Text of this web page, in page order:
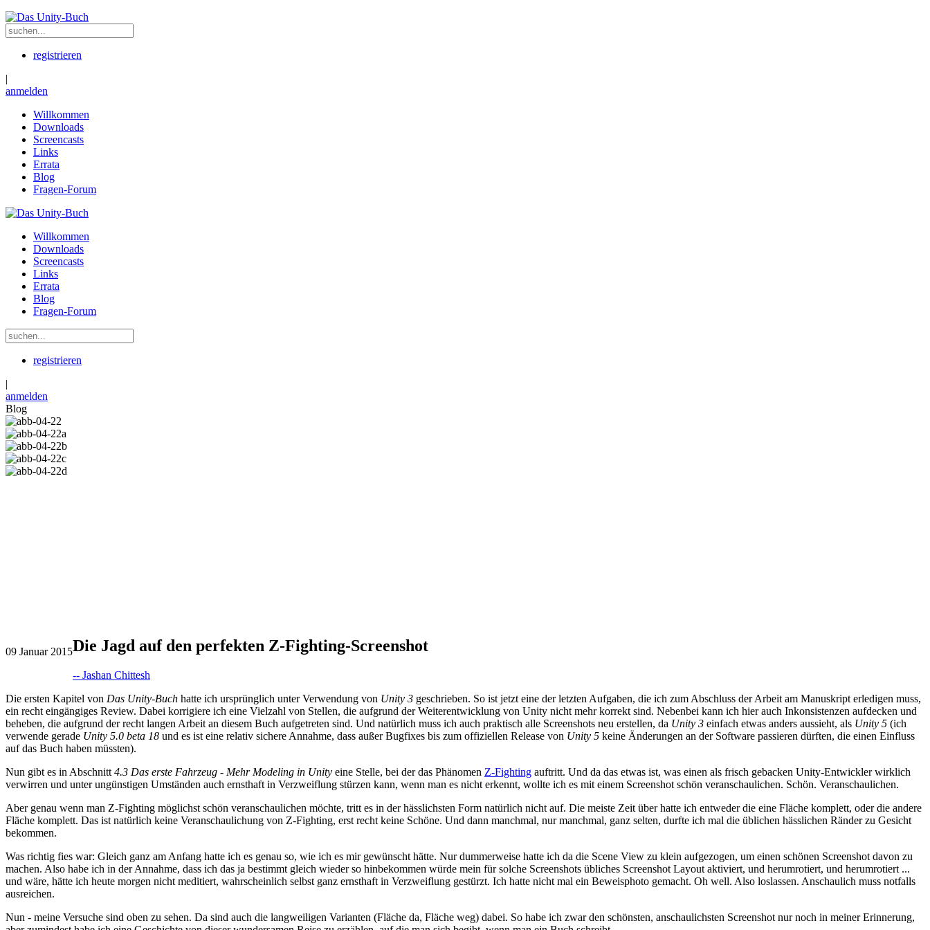
registrieren
|
anmelden
Willkommen
Downloads
Screencasts
Links
Errata
Blog
Fragen-Forum
Willkommen
Downloads
Screencasts
Links
Errata
Blog
Fragen-Forum
registrieren
|
anmelden
Blog
09 Januar 2015Die Jagd auf den perfekten Z-Fighting-Screenshot
-- Jashan Chittesh
Die ersten Kapitel von Das Unity-Buch hatte ich ursprünglich unter Verwendung von Unity 3 geschrieben. So ist jetzt eine der letzten Aufgaben, die ich zum Abschluss der Arbeit am Manuskript erledigen muss,
ein recht eingängiges Review. Dabei korrigiere ich eine Vielzahl von Stellen, die aufgrund der Weiterentwicklung von Unity nicht mehr korrekt sind. Nebenbei kann ich hier auch Inkonsistenzen aufdecken und
beheben, die aufgrund der recht langen Arbeit an diesem Buch aufgetreten sind. Und natürlich muss ich auch praktisch alle Screenshots neu erstellen, da Unity 3 einfach etwas anders aussieht, als Unity 5 (ich
verwende gerade Unity 5.0 beta 18 und es ist eine relativ sichere Annahme, dass außer Bugfixes bis zum offiziellen Release von Unity 5 keine Änderungen an der Software passieren dürften, die einen Einfluss
auf das Buch haben müssten).
Nun gibt es in Abschnitt 4.3 Das erste Fahrzeug - Mehr Modeling in Unity eine Stelle, bei der das Phänomen Z-Fighting auftritt. Und da das etwas ist, was einen als frisch gebacken Unity-Entwickler wirklich
verwirren und unter ungünstigen Umständen auch ernsthaft in Verzweiflung stürzen kann, wenn man es nicht erkennt, wollte ich es mit einem Screenshot schön veranschaulichen. Schön. Veranschaulichen.
Aber genau wenn man Z-Fighting möglichst schön veranschaulichen möchte, tritt es in der hässlichsten Form natürlich nicht auf. Die meiste Zeit über hatte ich entweder die eine Fläche komplett, oder die andere
Fläche komplett. Das ist natürlich keine Veranschaulichung von Z-Fighting, erst recht keine Schöne. Und dann manchmal, nur manchmal, ganz selten, durfte ich mal die üblichen hässlichen Ränder zu Gesicht
bekommen.
Was richtig fies war: Gleich ganz am Anfang hatte ich es genau so, wie ich es mir gewünscht hätte. Nur dummerweise hatte ich da die Scene View zu klein aufgezogen, um einen schönen Screenshot davon zu
machen. Also habe ich in der Annahme, dass ich das ja bestimmt gleich wieder so hinbekommen würde mein für solche Screenshots übliches Screenshot Layout aktiviert, und herumrotiert, und herumrotiert ...
und wäre, hätte ich heute morgen nicht meditiert, wahrscheinlich selbst ganz ernsthaft in Verzweiflung gestürzt. Ich hatte nicht mal ein Beweisphoto gemacht. Oh well. Also loslassen. Anschaulich muss notfalls
ausreichen.
Nun - meine Versuche sind oben zu sehen. Da sind auch die langweiligen Varianten (Fläche da, Fläche weg) dabei. So habe ich zwar den schönsten, anschaulichsten Screenshot nur noch in meiner Erinnerung,